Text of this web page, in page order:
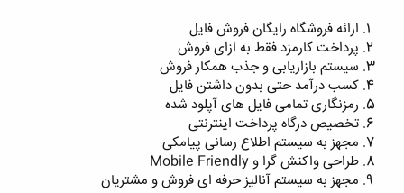
ارائه فروشگاه رایگان فروش فایل
پرداخت کارمزد فقط به ازای فروش
سیستم بازاریابی و جذب همکار فروش
کسب درآمد حتی بدون داشتن فایل
رمزنگاری تمامی فایل های آپلود شده
تخصیص درگاه پرداخت اینترنتی
مجهز به سیستم اطلاع رسانی پیامکی
طراحی واکنش گرا و Mobile Friendly
مجهز به سیستم آنالیز حرفه ای فروش و مشتریان